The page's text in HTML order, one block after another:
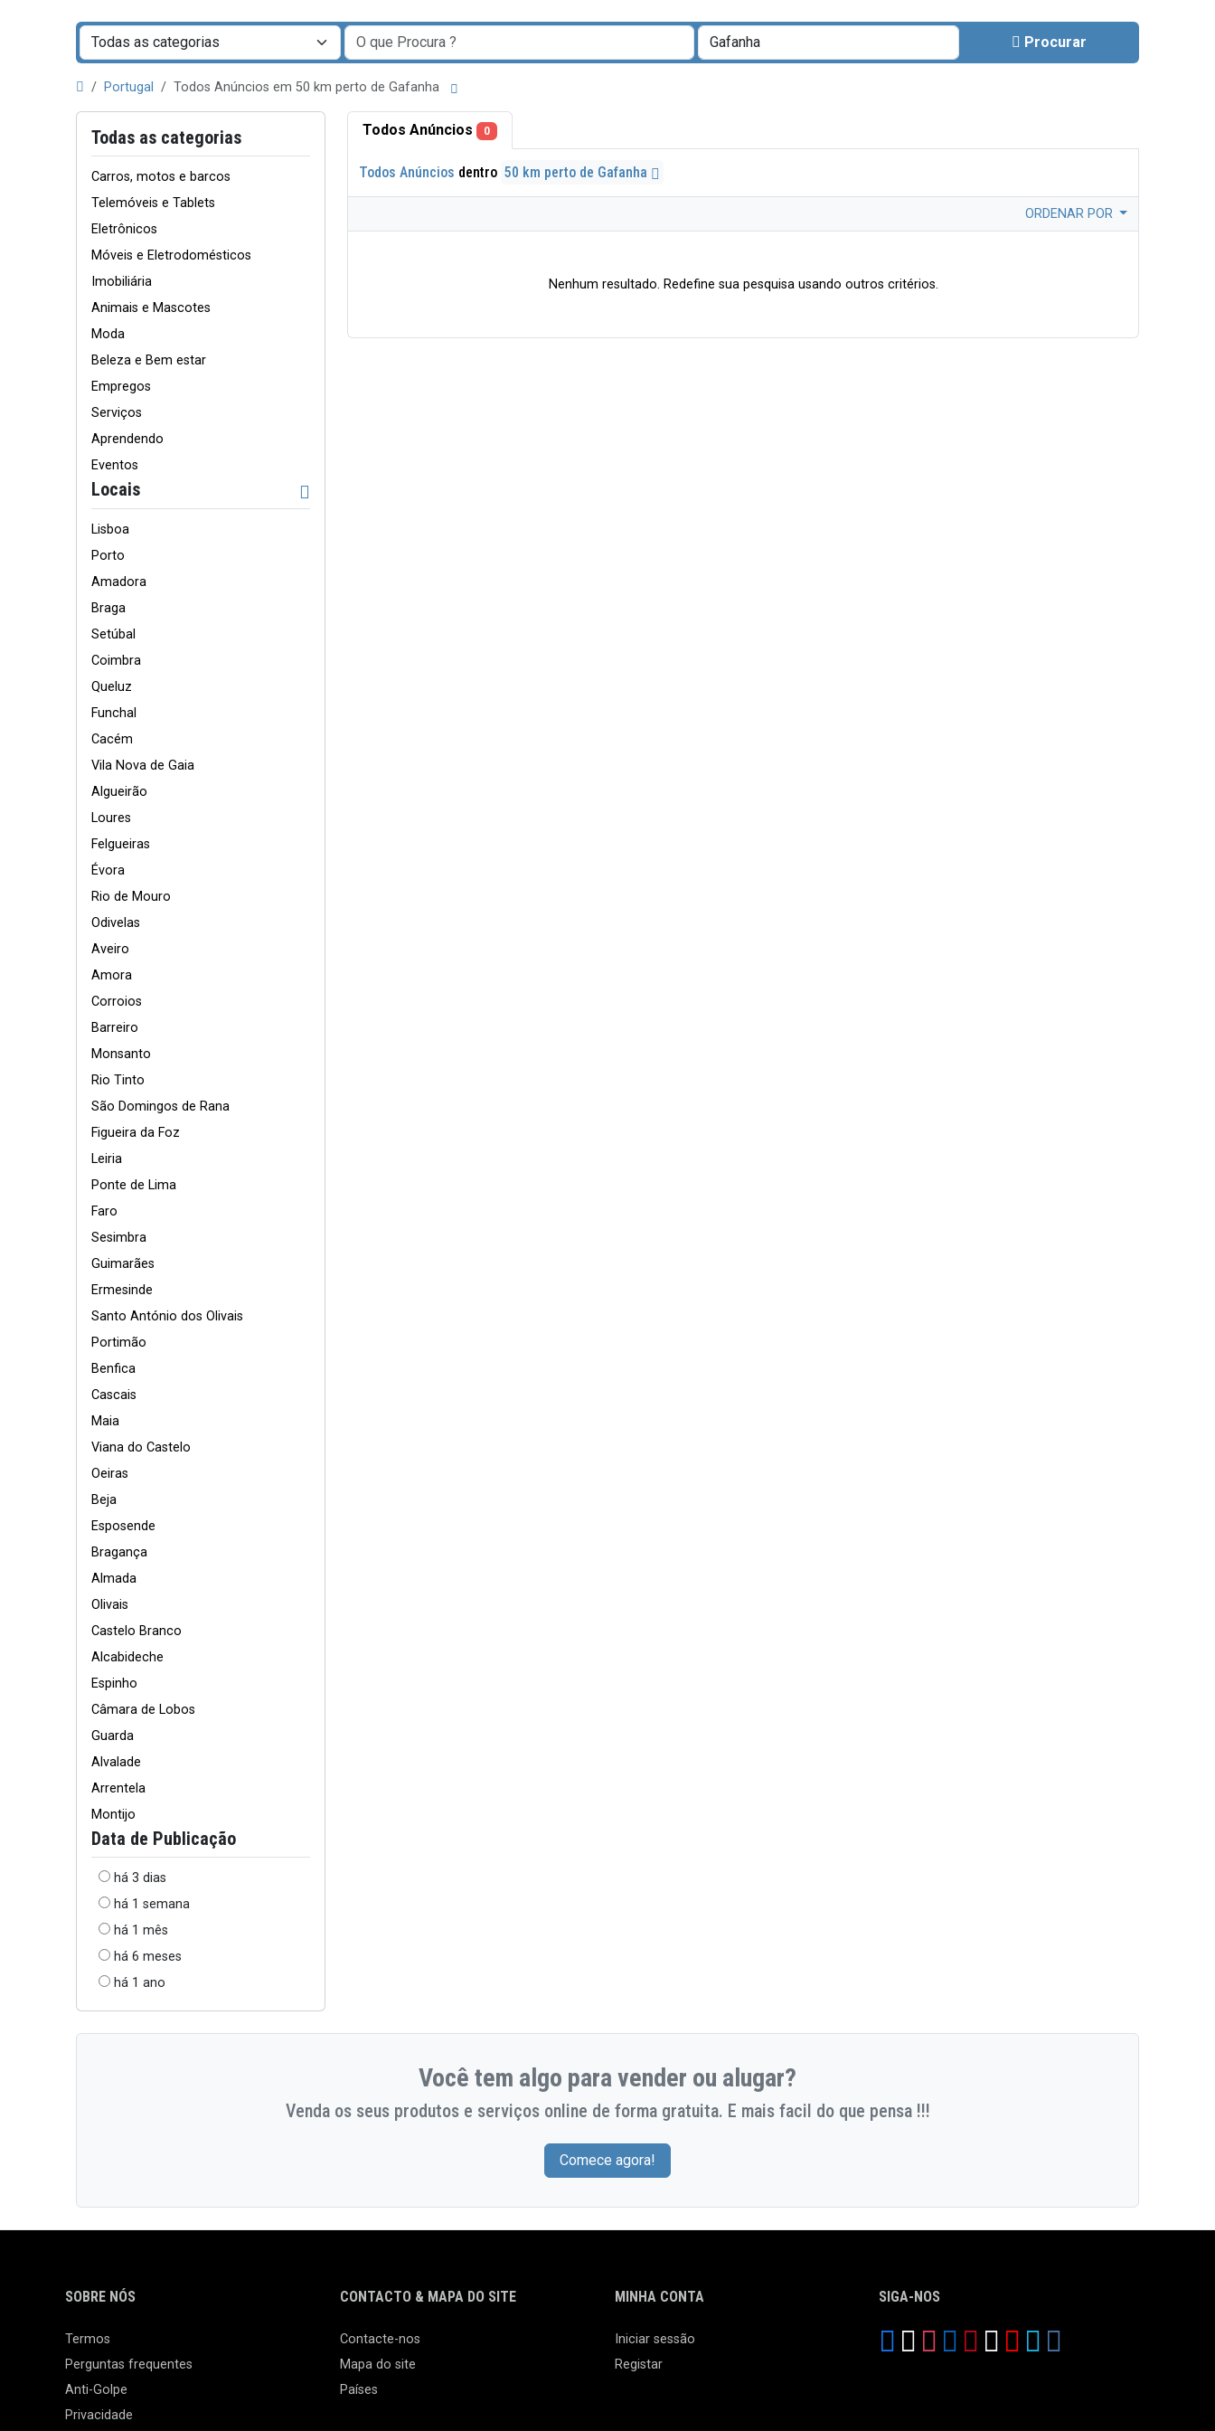
Procurar
Portugal Todos Anúncios em 50 km perto de Gafanha
Todas as categorias
Carros, motos e barcos
Telemóveis e Tablets
Eletrônicos
Móveis e Eletrodomésticos
Imobiliária
Animais e Mascotes
Moda
Beleza e Bem estar
Empregos
Serviços
Aprendendo
Eventos
Locais
Lisboa
Porto
Amadora
Braga
Setúbal
Coimbra
Queluz
Funchal
Cacém
Vila Nova de Gaia
Algueirão
Loures
Felgueiras
Évora
Rio de Mouro
Odivelas
Aveiro
Amora
Corroios
Barreiro
Monsanto
Rio Tinto
São Domingos de Rana
Figueira da Foz
Leiria
Ponte de Lima
Faro
Sesimbra
Guimarães
Ermesinde
Santo António dos Olivais
Portimão
Benfica
Cascais
Maia
Viana do Castelo
Oeiras
Beja
Esposende
Bragança
Almada
Olivais
Castelo Branco
Alcabideche
Espinho
Câmara de Lobos
Guarda
Alvalade
Arrentela
Montijo
Data de Publicação
há 3 dias
há 1 semana
há 1 mês
há 6 meses
há 1 ano
Todos Anúncios 0
Todos Anúncios dentro 50 km perto de Gafanha
ORDENAR POR
Nenhum resultado. Redefine sua pesquisa usando outros critérios.
Você tem algo para vender ou alugar?
Venda os seus produtos e serviços online de forma gratuita. E mais facil do que pensa !!!
Comece agora!
SOBRE NÓS
Termos
Perguntas frequentes
Anti-Golpe
Privacidade
CONTACTO & MAPA DO SITE
Contacte-nos
Mapa do site
Países
MINHA CONTA
Iniciar sessão
Registar
SIGA-NOS